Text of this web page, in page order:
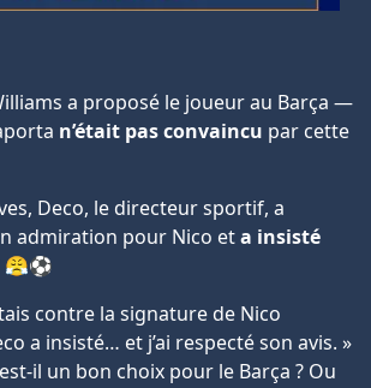
a proposé le joueur au Barça —
n’était pas convaincu par cette
Deco, le directeur sportif, a
admiration pour Nico eta insisté
😤⚽
contre la signature de Nico
a insisté… et j’ai respecté son avis. »
il un bon choix pour le Barça ? Ou